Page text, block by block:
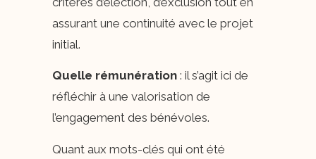
assurant une continuité avec le projet
initial.
Quelle rémunération : il s’agit ici de
réfléchir à une valorisation de
l’engagement des bénévoles.
Quant aux mots-clés qui ont été